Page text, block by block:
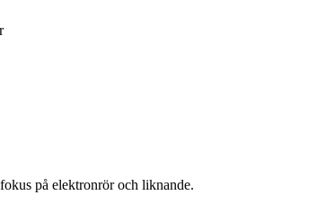
på elektronrör och liknande.